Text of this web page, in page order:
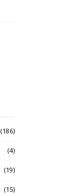
(186)
(4)
(19)
(15)